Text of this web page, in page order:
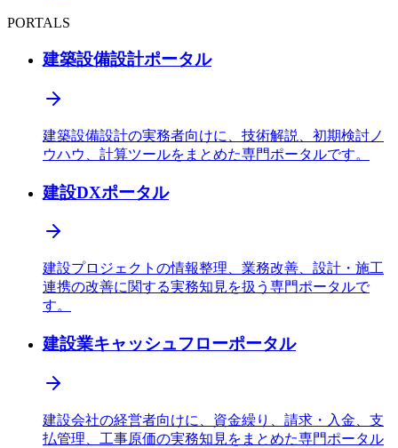
PORTALS
建築設備設計ポータル
建築設備設計の実務者向けに、技術解説、初期検討ノ
ウハウ、計算ツールをまとめた専門ポータルです。
建設DXポータル
建設プロジェクトの情報整理、業務改善、設計・施工
連携の改善に関する実務知見を扱う専門ポータルで
す。
建設業キャッシュフローポータル
建設会社の経営者向けに、資金繰り、請求・入金、支
払管理、工事原価の実務知見をまとめた専門ポータル